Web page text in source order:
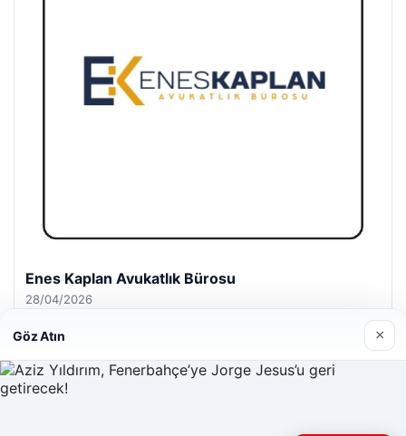
Enes Kaplan Avukatlık Bürosu
28/04/2026
Göz Atın ×